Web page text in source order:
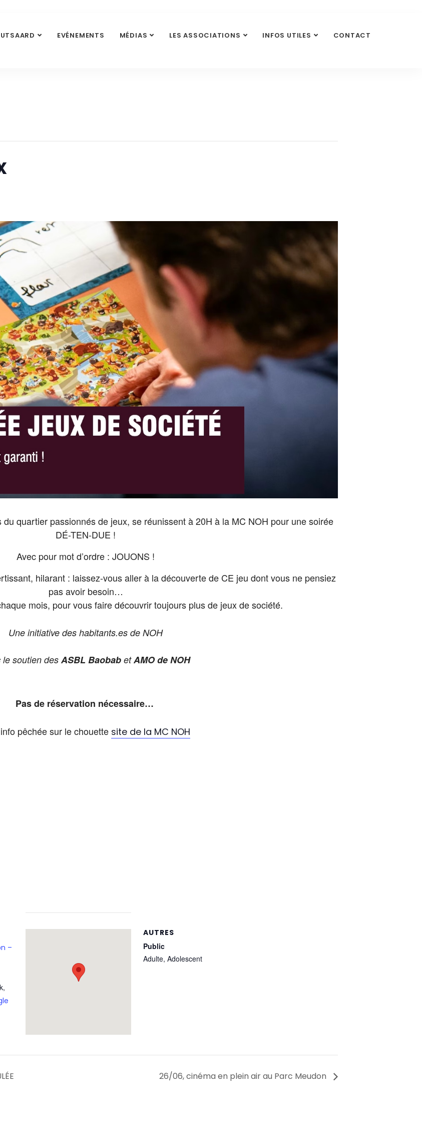
EVÉNEMENTS MÉDIAS LES ASSOCIATIONS INFOS UTILES CONTACT
quartier passionnés de jeux, se réunissent à 20H à la MC NOH pour une soirée
DÉ-TEN-DUE !
Avec pour mot d’ordre : JOUONS !
hilarant : laissez-vous aller à la découverte de CE jeu dont vous ne pensiez
pas avoir besoin…
mois, pour vous faire découvrir toujours plus de jeux de société.
Une initiative des habitants.es de NOH
le soutien desASBL BaobabetAMO de NOH
Pas de réservation nécessaire…
pêchée sur le chouette site de la MC NOH
–
,
AUTRES
Public
Adulte, Adolescent
26/06, cinéma en plein air au Parc Meudon